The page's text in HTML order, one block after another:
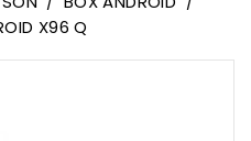
X96 Q